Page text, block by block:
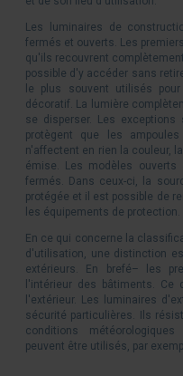
Les luminaires de
fermés et ouverts. Les
qu'ils recouvrent
possible d'y accéder sans
le plus souvent utilisés
décoratif. La lumière
se disperser. Les
protègent que les
n'affectent en rien la couleur,
émise. Les modèles
fermés. Dans ceux-ci, la
protégée et il est possible de
les équipements de protection.
En ce qui concerne la
d'utilisation, une distinction
extérieurs. En brefé– les
l'intérieur des bâtiments.
l'extérieur. Les luminaires
sécurité particulières. Ils
conditions
peuvent être utilisés, par